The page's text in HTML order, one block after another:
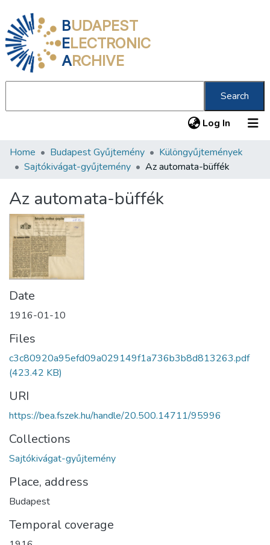
BUDAPEST
ELECTRONIC
ARCHIVE
Search
Log In (current)
Communities & Collections
Statistics
About us
Home Budapest Gyűjtemény
Különgyűjtemények
Sajtókivágat-gyűjtemény
Az automata-büffék
Az automata-büffék
Date
1916-01-10
Files
c3c80920a95efd09a029149f1a736b3b8d813263.pdf
(423.42 KB)
URI
https://bea.fszek.hu/handle/20.500.14711/95996
Collections
Sajtókivágat-gyűjtemény
Place, address
Budapest
Temporal coverage